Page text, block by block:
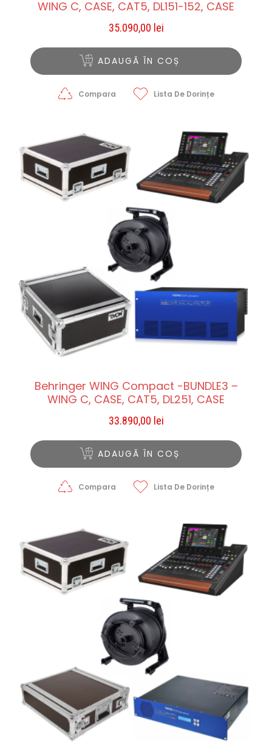
WING C, CASE, CAT5, DL151-152, CASE
35.090,00 lei
ADAUGĂ ÎN COȘ
Compara Lista De Dorințe
Behringer WING Compact -BUNDLE3 –
WING C, CASE, CAT5, DL251, CASE
33.890,00 lei
ADAUGĂ ÎN COȘ
Compara Lista De Dorințe